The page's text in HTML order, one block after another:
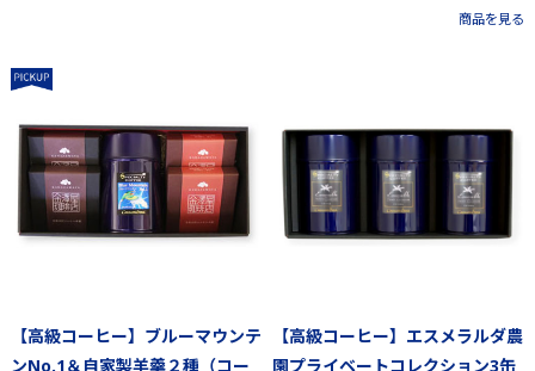
商品を見る
【高級コーヒー】ブルーマウンテ
ンNo.1＆自家製羊羹２種（コー
【高級コーヒー】エスメラルダ農
園プライベートコレクション3缶